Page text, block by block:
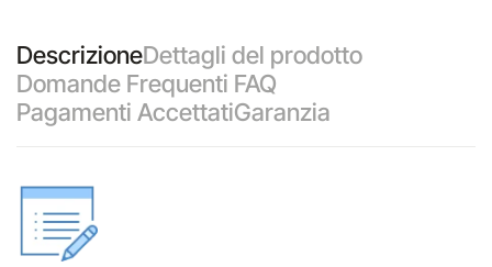
DescrizioneDettagli del prodotto
Domande Frequenti FAQ
Pagamenti AccettatiGaranzia